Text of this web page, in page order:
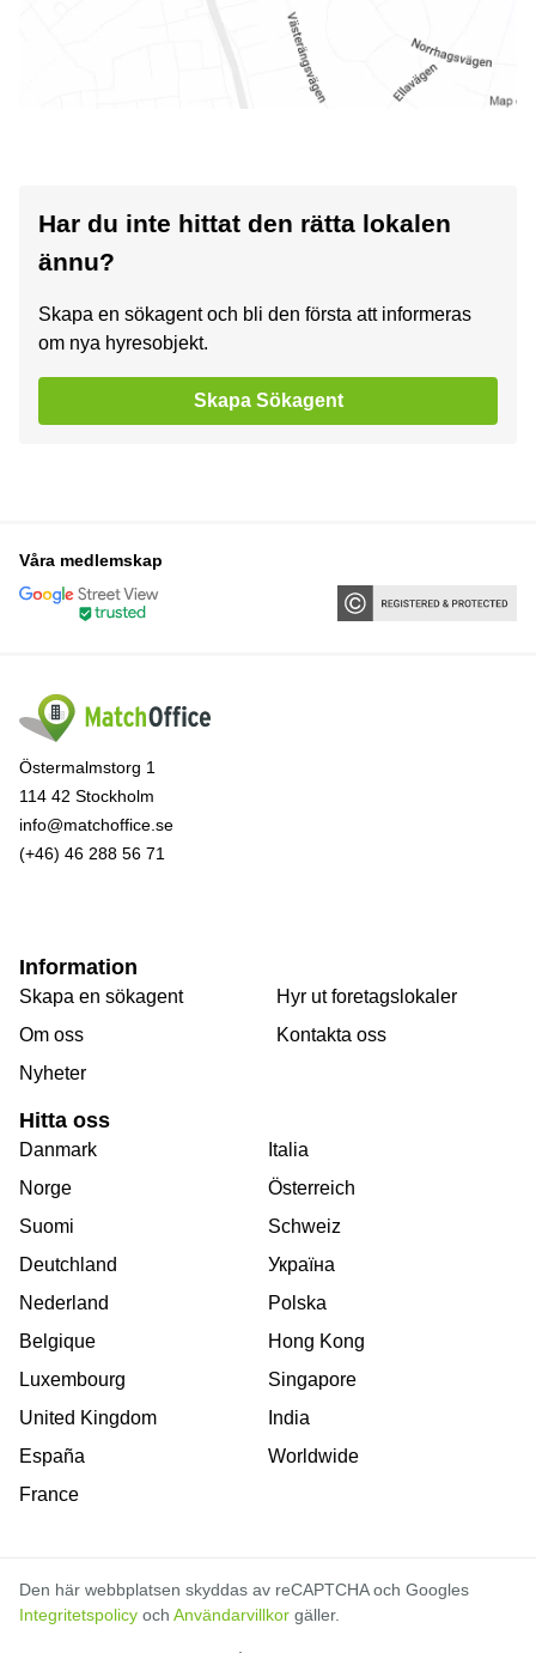
Har du inte hittat den rätta lokalen
ännu?
Skapa en sökagent och bli den första att informeras
om nya hyresobjekt.
Skapa Sökagent
Våra medlemskap
Östermalmstorg 1
114 42 Stockholm
info@matchoffice.se
(+46) 46 288 56 71
Information
Skapa en sökagent
Om oss
Nyheter
Hyr ut foretagslokaler
Kontakta oss
Hitta oss
Danmark
Norge
Suomi
Deutchland
Nederland
Belgique
Luxembourg
United Kingdom
España
France
Italia
Österreich
Schweiz
Україна
Polska
Hong Kong
Singapore
India
Worldwide
Den här webbplatsen skyddas av reCAPTCHA och Googles
Integritetspolicy och Användarvillkor gäller.